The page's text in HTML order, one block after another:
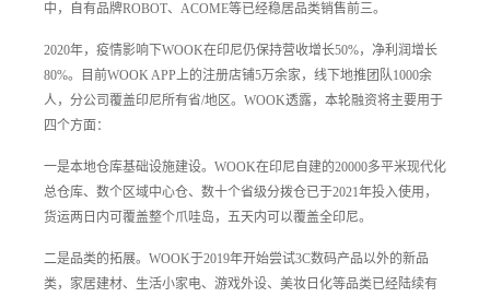
中，自有品牌ROBOT、ACOME等已经稳居品类销售前三。
2020年，疫情影响下WOOK在印尼仍保持营收增长50%，净利润增长
80%。目前WOOK APP上的注册店铺5万余家，线下地推团队1000余
人，分公司覆盖印尼所有省/地区。WOOK透露，本轮融资将主要用于
四个方面：
一是本地仓库基础设施建设。WOOK在印尼自建的20000多平米现代化
总仓库、数个区域中心仓、数十个省级分拨仓已于2021年投入使用，
货运两日内可覆盖整个爪哇岛，五天内可以覆盖全印尼。
二是品类的拓展。WOOK于2019年开始尝试3C数码产品以外的新品
类，家居建材、生活小家电、游戏外设、美妆日化等品类已经陆续有